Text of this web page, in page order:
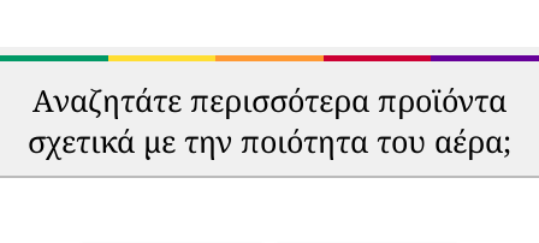
Αναζητάτε περισσότερα προϊόντα
σχετικά με την ποιότητα του αέρα;